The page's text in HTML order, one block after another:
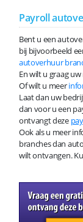
Payroll
Bent u een
bij bijvoorbeeld
autoverhuur
En wilt u graag
Of wilt u meer
Laat dan uw
dan voor u een
ontvangt deze
Ook als u meer
branches dan
wilt ontvangen.